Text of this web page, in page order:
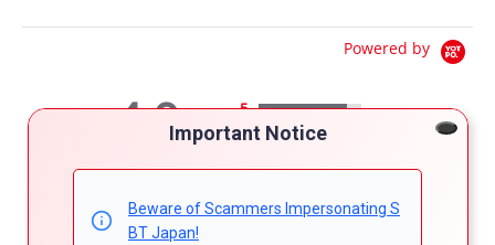
Important Notice
Beware of Scammers Impersonating S
BT Japan!
Powered by
4.9
star
5
4
1